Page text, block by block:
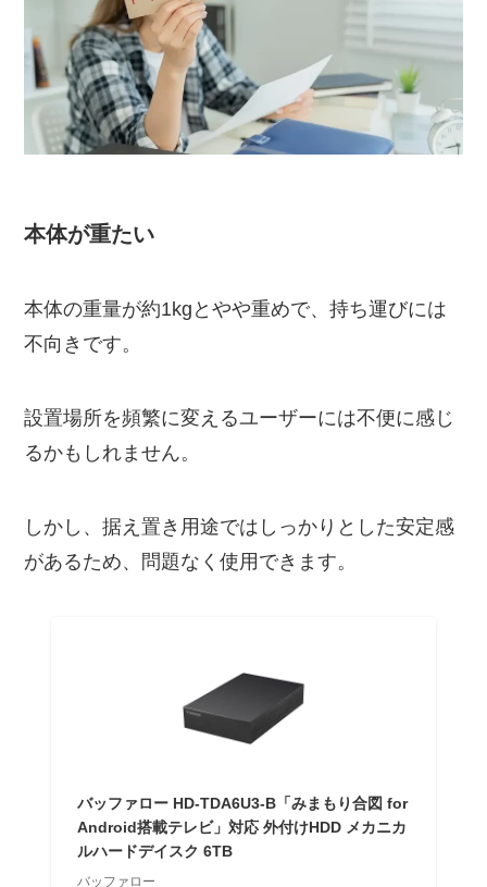
本体が重たい
本体の重量が約1kgとやや重めで、持ち運びには
不向きです。
設置場所を頻繁に変えるユーザーには不便に感じ
るかもしれません。
しかし、据え置き用途ではしっかりとした安定感
があるため、問題なく使用できます。
バッファロー HD-TDA6U3-B「みまもり合図 for
Android搭載テレビ」対応 外付けHDD メカニカ
ルハードデイスク 6TB
バッファロー